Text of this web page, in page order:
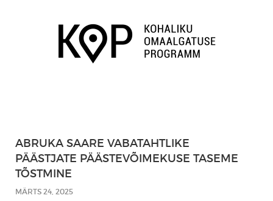
ABRUKA SAARE VABATAHTLIKE
PÄÄSTJATE PÄÄSTEVÕIMEKUSE TASEME
TÕSTMINE
MÄRTS 24, 2025